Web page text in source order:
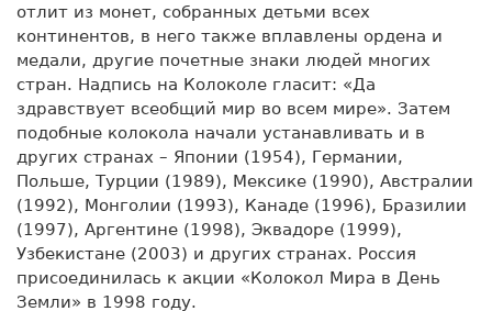
отлит из монет, собранных детьми всех
континентов, в него также вплавлены ордена и
медали, другие почетные знаки людей многих
стран. Надпись на Колоколе гласит: «Да
здравствует всеобщий мир во всем мире». Затем
подобные колокола начали устанавливать и в
других странах – Японии (1954), Германии,
Польше, Турции (1989), Мексике (1990), Австралии
(1992), Монголии (1993), Канаде (1996), Бразилии
(1997), Аргентине (1998), Эквадоре (1999),
Узбекистане (2003) и других странах. Россия
присоединилась к акции «Колокол Мира в День
Земли» в 1998 году.